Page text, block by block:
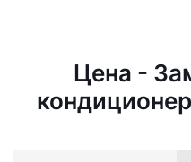
Цена -